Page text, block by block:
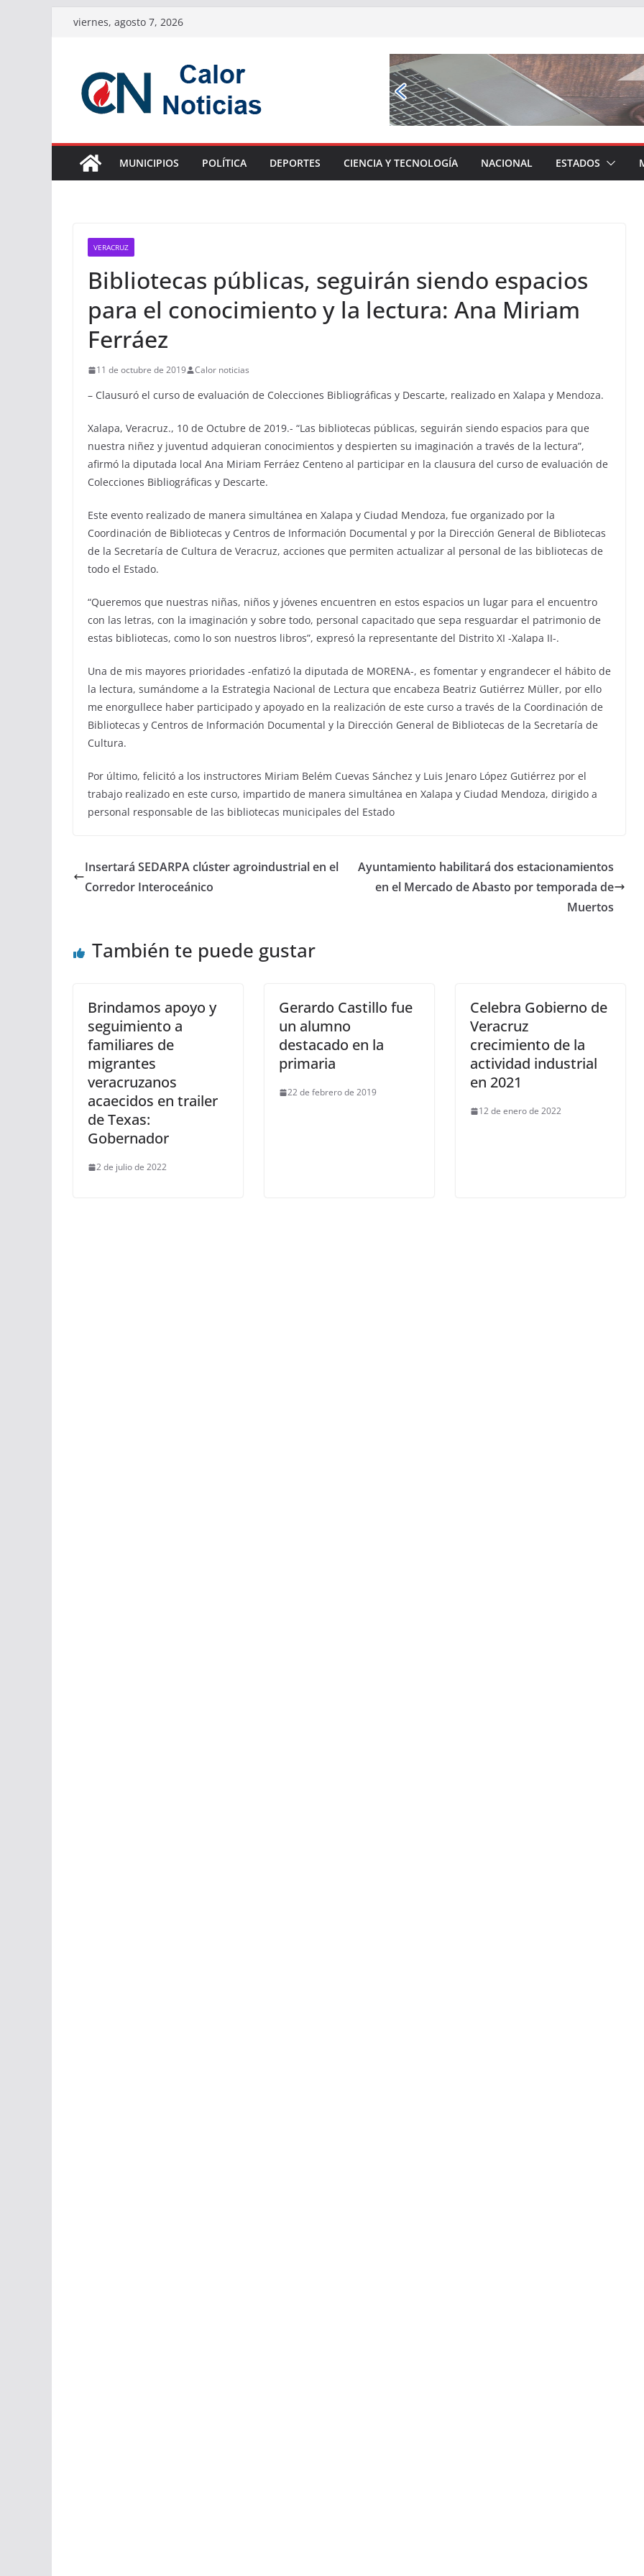
Saltarviernes, agosto 7, 2026
MUNICIPIOS POLÍTICA DEPORTES CIENCIA Y TECNOLOGÍA NACIONAL ESTADOS
VERACRUZ
Bibliotecas públicas, seguirán siendo espacios
para el conocimiento y la lectura: Ana Miriam
Ferráez
11 de octubre de 2019 Calor noticias
– Clausuró el curso de evaluación de Colecciones Bibliográficas y Descarte, realizado en Xalapa y Mendoza.
Xalapa, Veracruz., 10 de Octubre de 2019.- “Las bibliotecas públicas, seguirán siendo espacios para que
nuestra niñez y juventud adquieran conocimientos y despierten su imaginación a través de la lectura”,
afirmó la diputada local Ana Miriam Ferráez Centeno al participar en la clausura del curso de evaluación de
Colecciones Bibliográficas y Descarte.
Este evento realizado de manera simultánea en Xalapa y Ciudad Mendoza, fue organizado por la
Coordinación de Bibliotecas y Centros de Información Documental y por la Dirección General de Bibliotecas
de la Secretaría de Cultura de Veracruz, acciones que permiten actualizar al personal de las bibliotecas de
todo el Estado.
“Queremos que nuestras niñas, niños y jóvenes encuentren en estos espacios un lugar para el encuentro
con las letras, con la imaginación y sobre todo, personal capacitado que sepa resguardar el patrimonio de
estas bibliotecas, como lo son nuestros libros”, expresó la representante del Distrito XI -Xalapa II-.
Una de mis mayores prioridades -enfatizó la diputada de MORENA-, es fomentar y engrandecer el hábito de
la lectura, sumándome a la Estrategia Nacional de Lectura que encabeza Beatriz Gutiérrez Müller, por ello
me enorgullece haber participado y apoyado en la realización de este curso a través de la Coordinación de
Bibliotecas y Centros de Información Documental y la Dirección General de Bibliotecas de la Secretaría de
Cultura.
Por último, felicitó a los instructores Miriam Belém Cuevas Sánchez y Luis Jenaro López Gutiérrez por el
trabajo realizado en este curso, impartido de manera simultánea en Xalapa y Ciudad Mendoza, dirigido a
personal responsable de las bibliotecas municipales del Estado
Insertará SEDARPA clúster agroindustrial en el
Corredor Interoceánico
Ayuntamiento habilitará dos estacionamientos
en el Mercado de Abasto por temporada de
Muertos
También te puede gustar
Brindamos apoyo y
seguimiento a
familiares de
migrantes
veracruzanos
acaecidos en trailer
de Texas:
Gobernador
2 de julio de 2022
Gerardo Castillo fue
un alumno
destacado en la
primaria
22 de febrero de 2019
Celebra Gobierno de
Veracruz
crecimiento de la
actividad industrial
en 2021
12 de enero de 2022